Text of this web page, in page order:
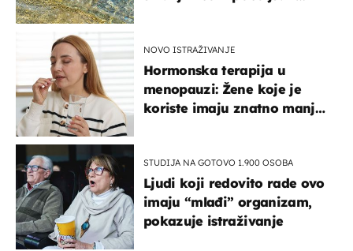
NOVO ISTRAŽIVANJE
Hormonska terapija u
menopauzi: Žene koje je
koriste imaju znatno manji
STUDIJA NA GOTOVO 1.900 OSOBA
Ljudi koji redovito rade ovo
imaju “mlađi” organizam,
pokazuje istraživanje